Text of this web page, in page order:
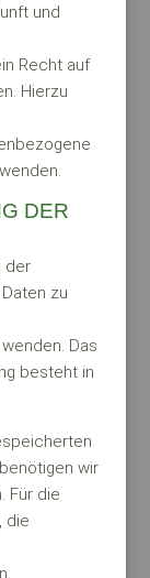
und
Recht auf
Hierzu
DER
der
zu
Das
besteht in
wir
Für die
die